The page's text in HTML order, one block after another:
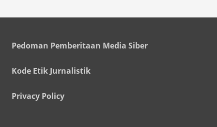
Pedoman Pemberitaan Media Siber
Kode Etik Jurnalistik
Privacy Policy